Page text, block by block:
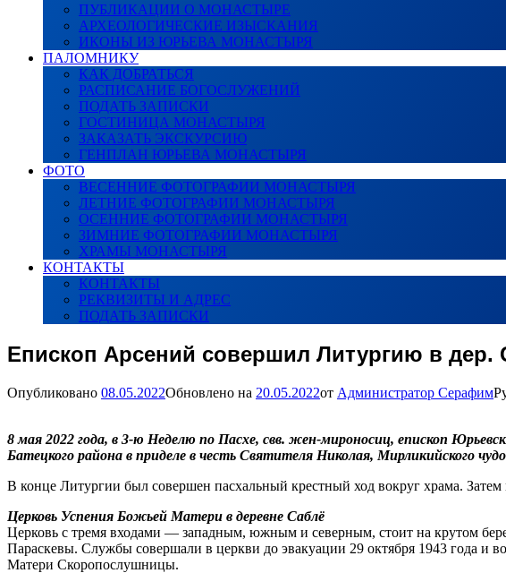
ПУБЛИКАЦИИ О МОНАСТЫРЕ
АРХЕОЛОГИЧЕСКИЕ ИЗЫСКАНИЯ
ИКОНЫ ИЗ ЮРЬЕВА МОНАСТЫРЯ
ПАЛОМНИКУ
КАК ДОБРАТЬСЯ
РАСПИСАНИЕ БОГОСЛУЖЕНИЙ
ПОДАТЬ ЗАПИСКИ
ГОСТИНИЦА МОНАСТЫРЯ
ЗАКАЗАТЬ ЭКСКУРСИЮ
ГЕНПЛАН ЮРЬЕВА МОНАСТЫРЯ
ФОТО
ВЕСЕННИЕ ФОТОГРАФИИ МОНАСТЫРЯ
ЛЕТНИЕ ФОТОГРАФИИ МОНАСТЫРЯ
ОСЕННИЕ ФОТОГРАФИИ МОНАСТЫРЯ
ЗИМНИЕ ФОТОГРАФИИ МОНАСТЫРЯ
ХРАМЫ МОНАСТЫРЯ
КОНТАКТЫ
КОНТАКТЫ
РЕКВИЗИТЫ И АДРЕС
ПОДАТЬ ЗАПИСКИ
Епископ Арсений совершил Литургию в дер.
Опубликовано 08.05.2022Обновлено на 20.05.2022от Администратор Серафим
8 мая 2022 года, в 3-ю Неделю по Пасхе, свв. жен-мироносиц, епископ
Батецкого района в приделе в честь Святителя Николая, Мирликийского
В конце Литургии был совершен пасхальный крестный ход вокруг храма.
Церковь Успения Божьей Матери в деревне Саблё
Церковь с тремя входами — западным, южным и северным, стоит на крутом
Параскевы. Службы совершали в церкви до эвакуации 29 октября 1943 года и
Матери Скоропослушницы.